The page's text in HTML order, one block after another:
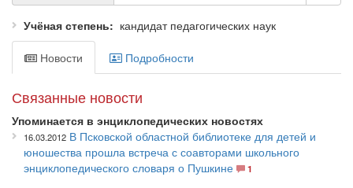
Учёная степень кандидат педагогических наук
Новости Подробности
Связанные новости
Упоминается в энциклопедических новостях
16.03.2012 В Псковской областной библиотеке для детей и
юношества прошла встреча с соавторами школьного
энциклопедического словаря о Пушкине
1